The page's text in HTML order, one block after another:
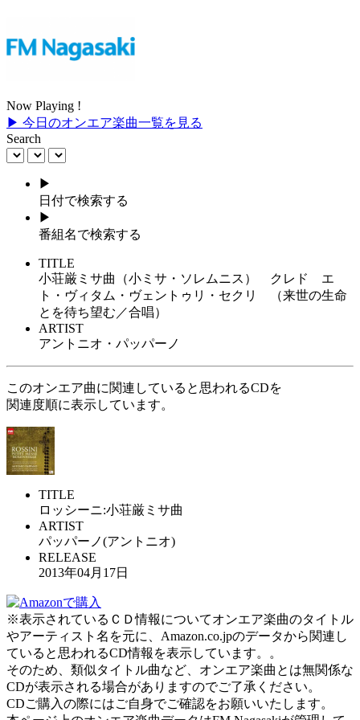
Now Playing !
▶ 今日のオンエア楽曲一覧を見る
Search
▶
日付で検索する
▶
番組名で検索する
TITLE
小荘厳ミサ曲（小ミサ・ソレムニス） クレド エ
ト・ヴィタム・ヴェントゥリ・セクリ （来世の生命
とを待ち望む／合唱）
ARTIST
アントニオ・パッパーノ
このオンエア曲に関連していると思われるCDを
関連度順に表示しています。
TITLE
ロッシーニ:小荘厳ミサ曲
ARTIST
パッパーノ(アントニオ)
RELEASE
2013年04月17日
※表示されているＣＤ情報についてオンエア楽曲のタイトル
やアーティスト名を元に、Amazon.co.jpのデータから関連し
ていると思われるCD情報を表示しています。。
そのため、類似タイトル曲など、オンエア楽曲とは無関係な
CDが表示される場合がありますのでご了承ください。
CDご購入の際にはご自身でご確認をお願いいたします。